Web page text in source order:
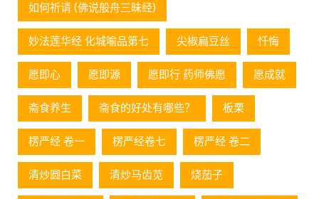
如何祈请 (佛说般舟三昧经)
妙法莲华经 化城喻品第七 尖椒扁豆丝 忏悔
愿即心 愿即源 愿即行 药师佛愿 愿成就
斋食养生 斋食的好处有哪些？ 板栗
楞严经 卷一 楞严经卷七 楞严经 卷二
清炒圆白菜 清炒马齿苋 烧茄子